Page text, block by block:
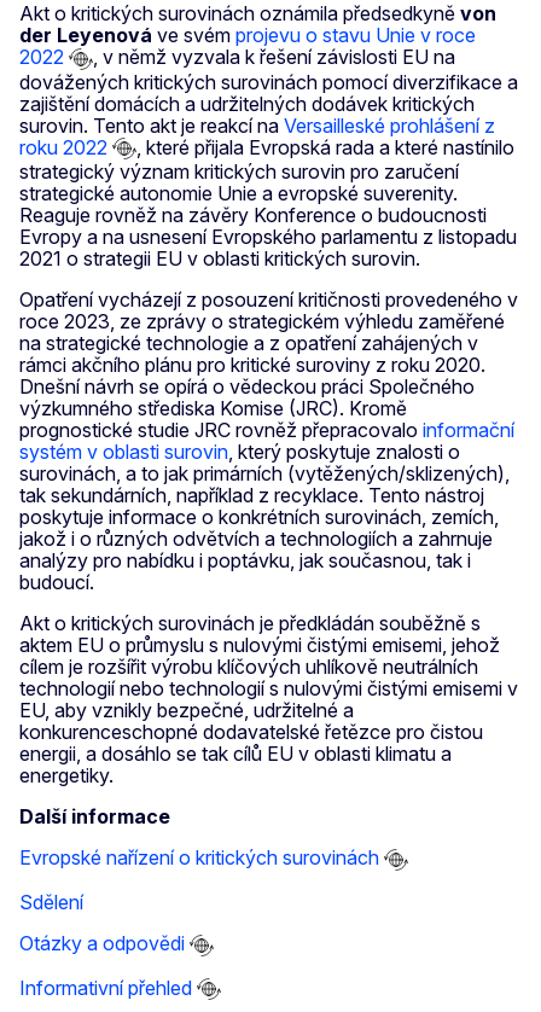
Akt o kritických surovinách oznámila předsedkyně von
der Leyenová ve svém projevu o stavu Unie v roce
2022
, v němž vyzvala k řešení závislosti EU na
dovážených kritických surovinách pomocí diverzifikace a
zajištění domácích a udržitelných dodávek kritických
surovin. Tento akt je reakcí na Versailleské prohlášení z
roku 2022
, které přijala Evropská rada a které nastínilo
strategický význam kritických surovin pro zaručení
strategické autonomie Unie a evropské suverenity.
Reaguje rovněž na závěry Konference o budoucnosti
Evropy a na usnesení Evropského parlamentu z listopadu
2021 o strategii EU v oblasti kritických surovin.
Opatření vycházejí z posouzení kritičnosti provedeného v
roce 2023, ze zprávy o strategickém výhledu zaměřené
na strategické technologie a z opatření zahájených v
rámci akčního plánu pro kritické suroviny z roku 2020.
Dnešní návrh se opírá o vědeckou práci Společného
výzkumného střediska Komise (JRC). Kromě
prognostické studie JRC rovněž přepracovalo informační
systém v oblasti surovin, který poskytuje znalosti o
surovinách, a to jak primárních (vytěžených/sklizených),
tak sekundárních, například z recyklace. Tento nástroj
poskytuje informace o konkrétních surovinách, zemích,
jakož i o různých odvětvích a technologiích a zahrnuje
analýzy pro nabídku i poptávku, jak současnou, tak i
budoucí.
Akt o kritických surovinách je předkládán souběžně s
aktem EU o průmyslu s nulovými čistými emisemi, jehož
cílem je rozšířit výrobu klíčových uhlíkově neutrálních
technologií nebo technologií s nulovými čistými emisemi v
EU, aby vznikly bezpečné, udržitelné a
konkurenceschopné dodavatelské řetězce pro čistou
energii, a dosáhlo se tak cílů EU v oblasti klimatu a
energetiky.
Další informace
Evropské nařízení o kritických surovinách
Sdělení
Otázky a odpovědi
Informativní přehled